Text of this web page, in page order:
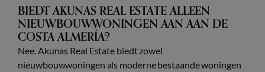
BIEDT AKUNAS REAL ESTATE ALLEEN
NIEUWBOUWWONINGEN AAN AAN DE
COSTA ALMERÍA?
Nee. Akunas Real Estate biedt zowel
nieuwbouwwoningen als moderne bestaande woningen